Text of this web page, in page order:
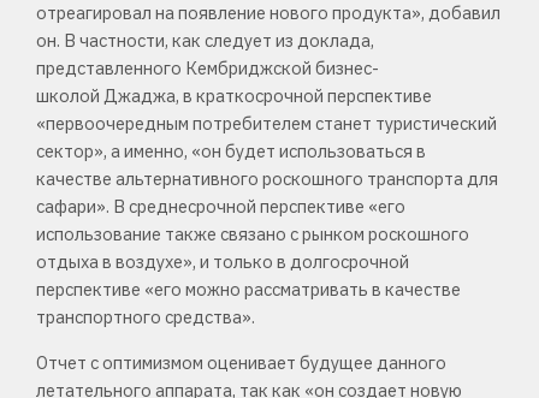
отреагировал на появление нового продукта», добавил
он. В частности, как следует из доклада,
представленного Кембриджской бизнес-
школой Джаджа, в краткосрочной перспективе
«первоочередным потребителем станет туристический
сектор», а именно, «он будет использоваться в
качестве альтернативного роскошного транспорта для
сафари». В среднесрочной перспективе «его
использование также связано с рынком роскошного
отдыха в воздухе», и только в долгосрочной
перспективе «его можно рассматривать в качестве
транспортного средства».
Отчет с оптимизмом оценивает будущее данного
летательного аппарата, так как «он создает новую